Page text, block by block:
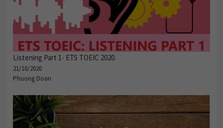
Listening Part 1- ETS TOEIC 2020.
21/10/2020
Phuong Doan